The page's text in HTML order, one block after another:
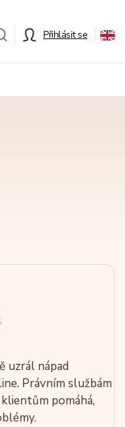
Přihlásit se
uzrál nápad
Právním službám
pomáhá,